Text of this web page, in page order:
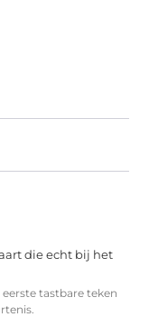
die echt bij het
tastbare teken